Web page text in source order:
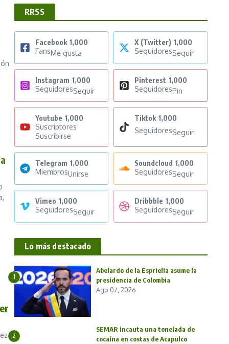
RRSS
Facebook 1,000
FansMe gusta
X (Twitter) 1,000
SeguidoresSeguir
Instagram 1,000
SeguidoresSeguir
Pinterest 1,000
SeguidoresPin
Youtube 1,000
Suscriptores
Suscribirse
Tiktok 1,000
SeguidoresSeguir
Telegram 1,000
MiembrosUnirse
Soundcloud 1,000
SeguidoresSeguir
Vimeo 1,000
SeguidoresSeguir
Dribbble 1,000
SeguidoresSeguir
Lo más destacado
1
Abelardo de la Espriella asume la
presidencia de Colombia
Ago 07, 2026
2
SEMAR incauta una tonelada de
cocaína en costas de Acapulco